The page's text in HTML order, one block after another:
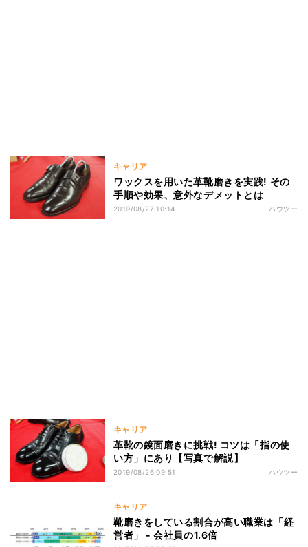
キャリア
ワックスを用いた革靴磨きを実践! その
手順や効果、意外なデメットとは
2019/08/27 10:14 ハウツー
キャリア
革靴の鏡面磨きに挑戦! コツは「指の使
い方」にあり【写真で解説】
2019/08/26 09:51 ハウツー
キャリア
靴磨きをしている割合が高い職業は「経
営者」 - 会社員の1.6倍